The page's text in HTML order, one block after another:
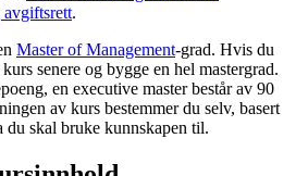
avgiftsrett.
Master of Management-grad. Hvis du
senere og bygge en hel mastergrad.
en executive master består av 90
av kurs bestemmer du selv, basert
skal bruke kunnskapen til.